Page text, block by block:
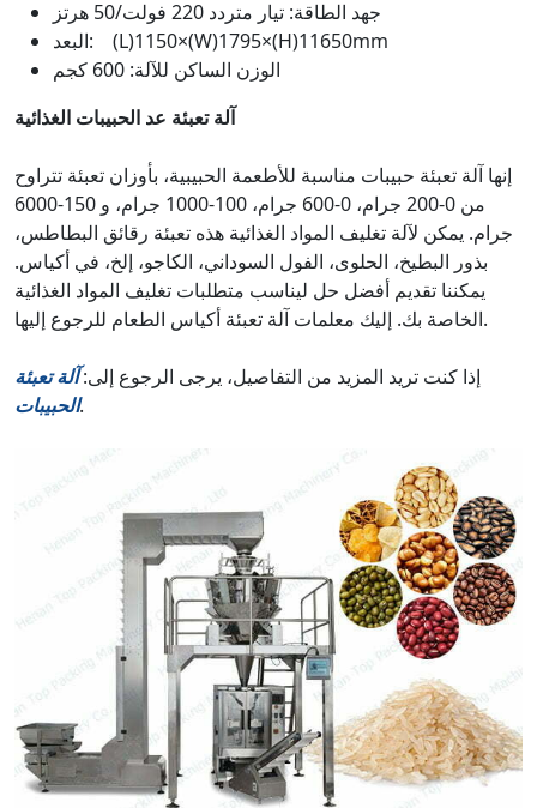
جهد الطاقة: تيار متردد 220 فولت/50 هرتز
البعد: (L)1150×(W)1795×(H)11650mm
الوزن الساكن للآلة: 600 كجم
آلة تعبئة عد الحبيبات الغذائية
إنها آلة تعبئة حبيبات مناسبة للأطعمة الحبيبية، بأوزان تعبئة تتراوح
من 0-200 جرام، 0-600 جرام، 100-1000 جرام، و 150-6000
جرام. يمكن لآلة تغليف المواد الغذائية هذه تعبئة رقائق البطاطس،
بذور البطيخ، الحلوى، الفول السوداني، الكاجو، إلخ، في أكياس.
يمكننا تقديم أفضل حل ليناسب متطلبات تغليف المواد الغذائية
الخاصة بك. إليك معلمات آلة تعبئة أكياس الطعام للرجوع إليها.
إذا كنت تريد المزيد من التفاصيل، يرجى الرجوع إلى:آلة تعبئة
الحبيبات.